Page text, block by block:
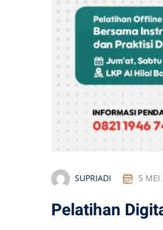
SUPRIADI 5 MEI
Pelatihan